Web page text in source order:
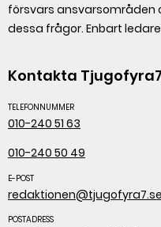
försvars ansvarsområden
dessa frågor. Enbart
Kontakta Tjugofyra7
TELEFONNUMMER
010-240 51 63
010-240 50 49
E-POST
redaktionen@tjugofyra7.se
POSTADRESS